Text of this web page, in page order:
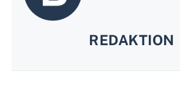
REDAKTION